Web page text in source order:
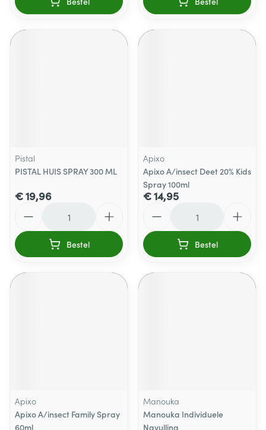
Pistal
PISTAL HUIS SPRAY 300 ML
€ 19,96
Bestel
Apixo
Apixo A/insect Deet 20% Kids
Spray 100ml
€ 14,95
Bestel
Apixo
Apixo A/insect Family Spray
60ml
Manouka
Manouka Individuele
Navulling